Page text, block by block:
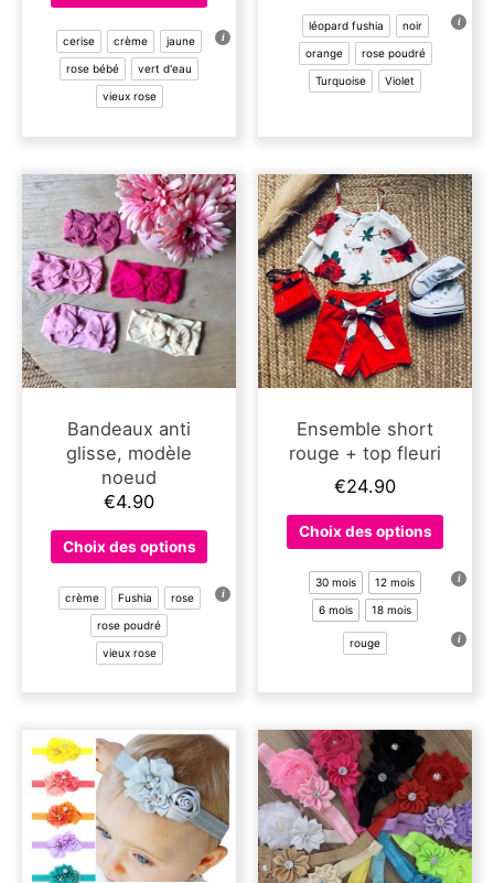
plusieurs
être
choisies
sur
la
cerise crème jaune
rose bébé vert d'eau
vieux rose
sur
la
page
du
produit
léopard fushia noir
orange rose poudré
Turquoise Violet
Bandeaux anti
glisse, modèle
noeud
€4.90
Choix des options
Ce
produit
plusieurs
choisies
sur
la
page
du
produit
crème Fushia rose
rose poudré
vieux rose
Ensemble short
rouge + top fleuri
€24.90
Choix des options
Ce
Les
sur
la
page
du
produit
30 mois 12 mois
6 mois 18 mois
rouge